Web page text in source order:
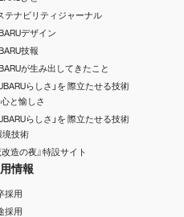
テナビリティジャーナル
デザイン
技報
が生み出してきたこと
らしさ」を 際立たせる技術
心と愉しさ
らしさ」を 際立たせる技術
境技術
改造の夜』特設サイト
情報
採用
採用